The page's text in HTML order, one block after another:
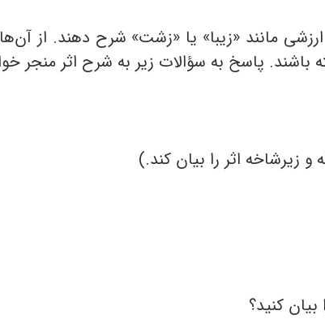
مانند «زیبا» یا «زشت» شرح دهند. از
باشند. پاسخ به سؤالات زیر به شرح اثر منجر